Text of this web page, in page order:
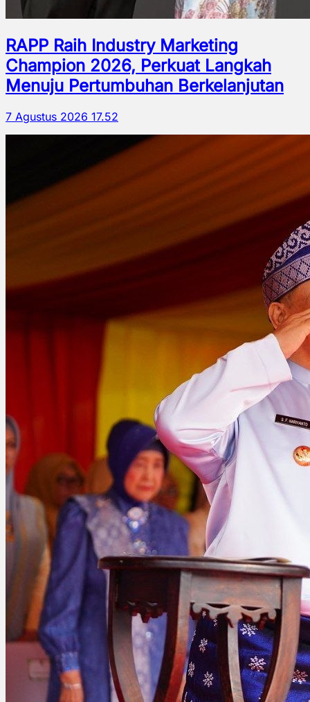
RAPP Raih Industry Marketing
Champion 2026, Perkuat Langkah
Menuju Pertumbuhan Berkelanjutan
7 Agustus 2026 17.52